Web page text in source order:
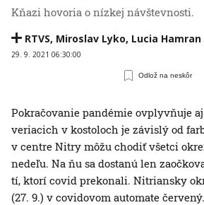
Kňazi hovoria o nízkej návštevnosti.
RTVS, Miroslav Lyko, Lucia
29. 9. 2021 06:30:00
Odlož na neskôr
Pokračovanie pandémie ovplyvňuje
veriacich v kostoloch je závislý od
v centre Nitry môžu chodiť všetci
nedeľu. Na ňu sa dostanú len
tí, ktorí covid prekonali. Nitriansky
(27. 9.) v covidovom automate červený.